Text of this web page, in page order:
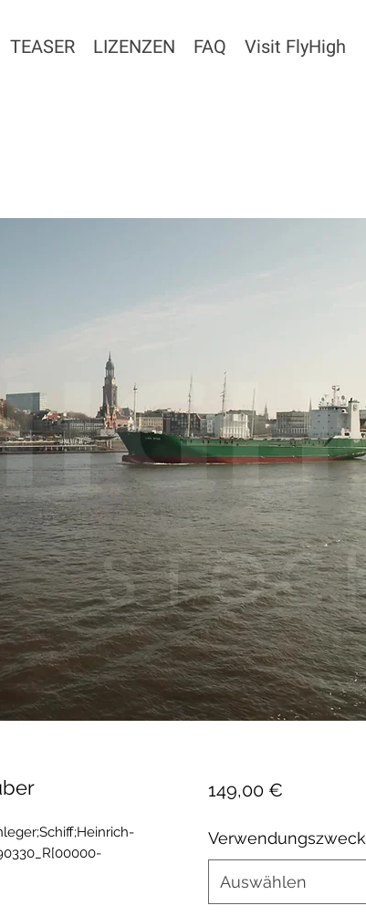
TEASER LIZENZEN FAQ Visit FlyHigh
149,00 €Preis
Verwendungszweck
Auswählen